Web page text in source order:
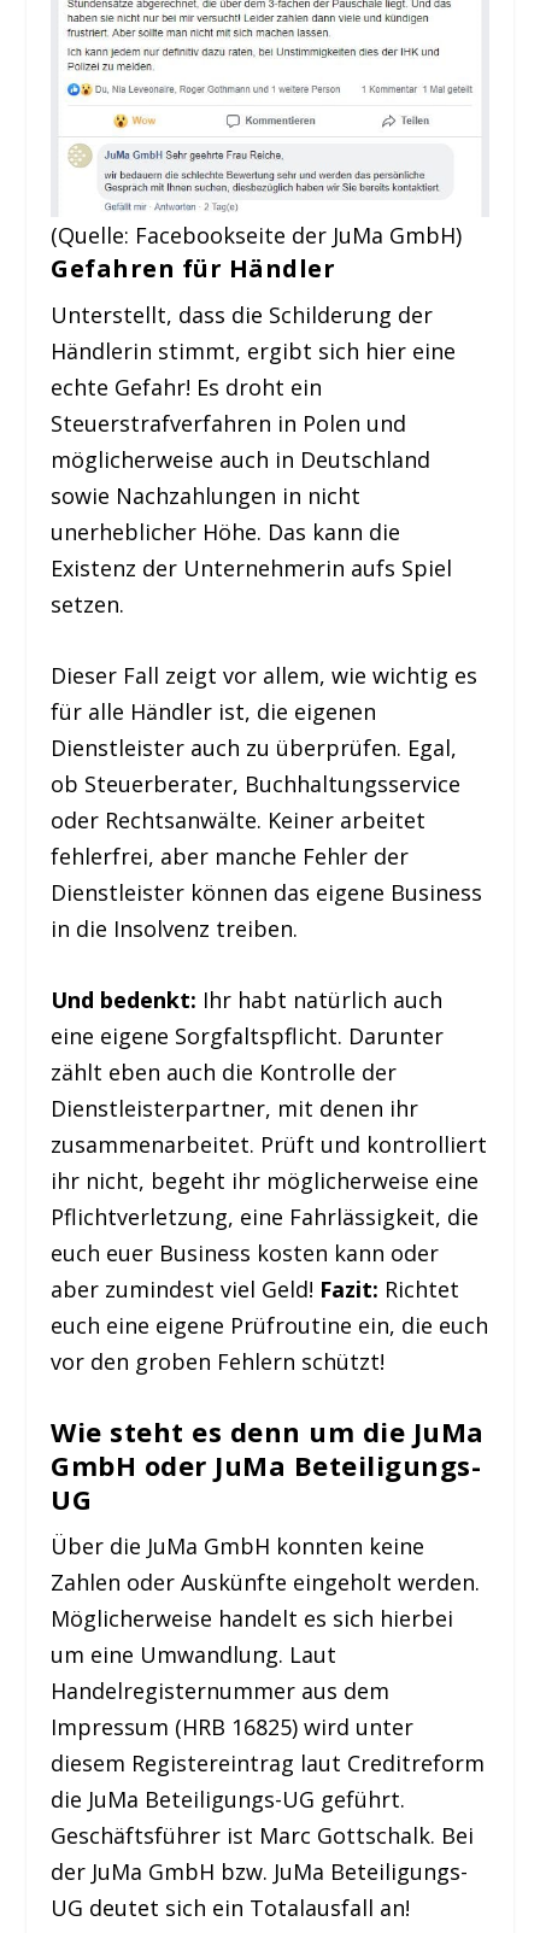
(Quelle: Facebookseite der JuMa GmbH)
Gefahren für Händler
Unterstellt, dass die Schilderung der
Händlerin stimmt, ergibt sich hier eine
echte Gefahr! Es droht ein
Steuerstrafverfahren in Polen und
möglicherweise auch in Deutschland
sowie Nachzahlungen in nicht
unerheblicher Höhe. Das kann die
Existenz der Unternehmerin aufs Spiel
setzen.
Dieser Fall zeigt vor allem, wie wichtig es
für alle Händler ist, die eigenen
Dienstleister auch zu überprüfen. Egal,
ob Steuerberater, Buchhaltungsservice
oder Rechtsanwälte. Keiner arbeitet
fehlerfrei, aber manche Fehler der
Dienstleister können das eigene Business
in die Insolvenz treiben.
Und bedenkt: Ihr habt natürlich auch
eine eigene Sorgfaltspflicht. Darunter
zählt eben auch die Kontrolle der
Dienstleisterpartner, mit denen ihr
zusammenarbeitet. Prüft und kontrolliert
ihr nicht, begeht ihr möglicherweise eine
Pflichtverletzung, eine Fahrlässigkeit, die
euch euer Business kosten kann oder
aber zumindest viel Geld! Fazit: Richtet
euch eine eigene Prüfroutine ein, die euch
vor den groben Fehlern schützt!
Wie steht es denn um die JuMa
GmbH oder JuMa Beteiligungs-
UG
Über die JuMa GmbH konnten keine
Zahlen oder Auskünfte eingeholt werden.
Möglicherweise handelt es sich hierbei
um eine Umwandlung. Laut
Handelregisternummer aus dem
Impressum (HRB 16825) wird unter
diesem Registereintrag laut Creditreform
die JuMa Beteiligungs-UG geführt.
Geschäftsführer ist Marc Gottschalk. Bei
der JuMa GmbH bzw. JuMa Beteiligungs-
UG deutet sich ein Totalausfall an!